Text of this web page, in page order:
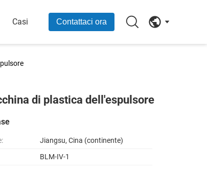
Casi Contattaci ora
di plastica dell'espulsore
Jiangsu, Cina (continente)
BLM-IV-1